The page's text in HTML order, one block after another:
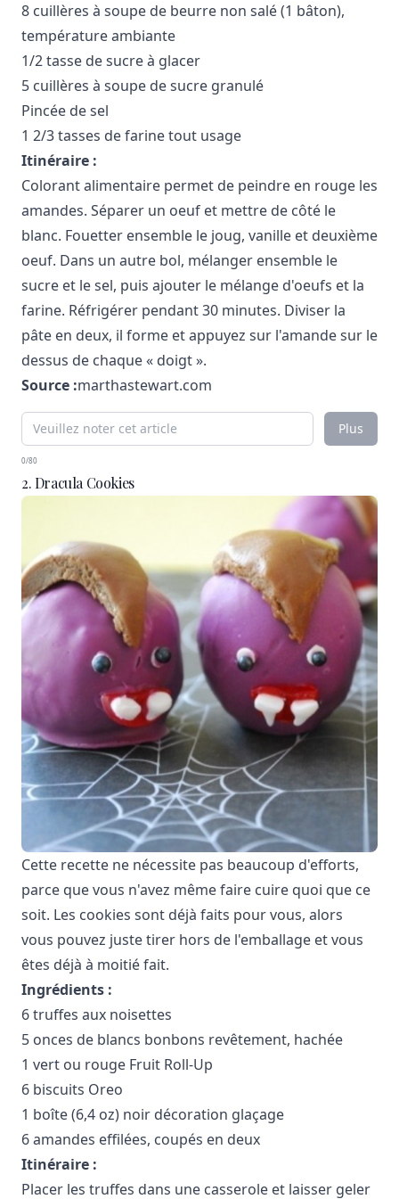
8 cuillères à soupe de beurre non salé (1 bâton),
température ambiante
1/2 tasse de sucre à glacer
5 cuillères à soupe de sucre granulé
Pincée de sel
1 2/3 tasses de farine tout usage
Itinéraire :
Colorant alimentaire permet de peindre en rouge les
amandes. Séparer un oeuf et mettre de côté le
blanc. Fouetter ensemble le joug, vanille et deuxième
oeuf. Dans un autre bol, mélanger ensemble le
sucre et le sel, puis ajouter le mélange d'oeufs et la
farine. Réfrigérer pendant 30 minutes. Diviser la
pâte en deux, il forme et appuyez sur l'amande sur le
dessus de chaque « doigt ».
Source :marthastewart.com
Plus
0/80
2. Dracula Cookies
Cette recette ne nécessite pas beaucoup d'efforts,
parce que vous n'avez même faire cuire quoi que ce
soit. Les cookies sont déjà faits pour vous, alors
vous pouvez juste tirer hors de l'emballage et vous
êtes déjà à moitié fait.
Ingrédients :
6 truffes aux noisettes
5 onces de blancs bonbons revêtement, hachée
1 vert ou rouge Fruit Roll-Up
6 biscuits Oreo
1 boîte (6,4 oz) noir décoration glaçage
6 amandes effilées, coupés en deux
Itinéraire :
Placer les truffes dans une casserole et laisser geler